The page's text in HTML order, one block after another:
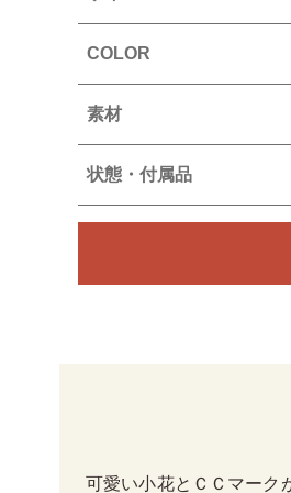
COLOR
素材
状態・付属品
可愛い小花とＣＣマーク